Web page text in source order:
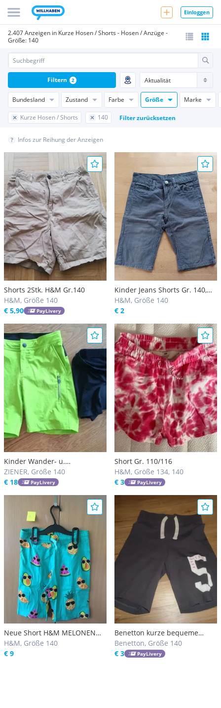
Einloggen
2.407 Anzeigen in Kurze Hosen / Shorts - Hosen / Anzüge -
Größe: 140
Bundesland Zustand Farbe Größe Marke
Kurze Hosen / Shorts 140 Filter zurücksetzen
Filtern 2
Infos zur Reihung der Anzeigen
Shorts 2Stk. H&M Gr.140
H&M, Größe 140
€ 5,90
PayLivery
Kinder Jeans Shorts Gr. 140,
grau
H&M, Größe 140
€ 2
Kinder Wander- u.
Fahrradhose Gr. 140
ZIENER, Größe 140
€ 18
PayLivery
Short Gr. 110/116
H&M, Größe 134, 140
€ 3
PayLivery
Neue Short H&M MELONEN
140/100% Baumwolle/ Fixpreis
H&M, Größe 140
€ 9
Benetton kurze bequeme
Sweathose grau Gr.140 w.
Neu!
Benetton, Größe 140
€ 3
PayLivery